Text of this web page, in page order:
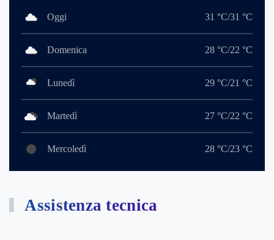
Oggi 31 °C/31 °C
Domenica 28 °C/22 °C
Lunedì 29 °C/21 °C
Martedì 27 °C/22 °C
Mercoledì 28 °C/23 °C
Assistenza tecnica